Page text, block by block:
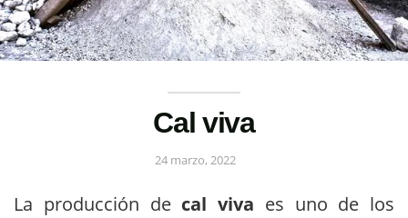
Cal viva
24 marzo, 2022
La producción de cal viva es uno de los